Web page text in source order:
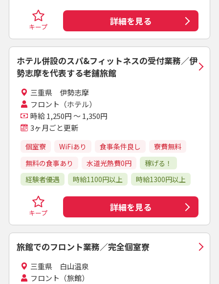
キープ 詳細を見る
ホテル併設のスパ&フィットネスの受付業務／伊
勢志摩を代表する老舗旅館
三重県 伊勢志摩
フロント（ホテル）
時給 1,250円 ～ 1,350円
3ヶ月ごと更新
個室寮 WiFiあり 食事条件良し
寮費無料
無料の食事あり
水道光熱費0円
稼げる！
経験者優遇
時給1100円以上 時給1300円以上
キープ 詳細を見る
旅館でのフロント業務／完全個室寮
三重県 白山温泉
フロント（旅館）